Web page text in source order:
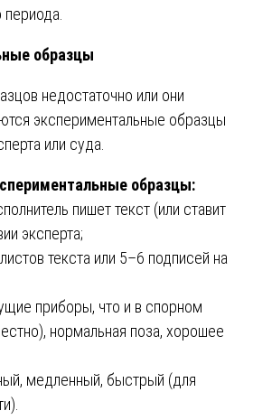
образцы
недостаточно или они
экспериментальные образцы
или суда.
образцы:
пишет текст (или ставит
эксперта;
текста или 5–6 подписей на
приборы, что и в спорном
нормальная поза, хорошее
медленный, быстрый (для